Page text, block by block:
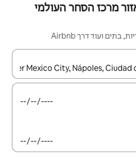
ולמטה או לעיין בעזרת תנועות מגע או החלקה.